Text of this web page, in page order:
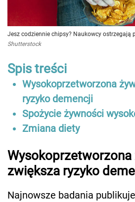
Jesz codziennie chipsy? Naukowcy ostrzegają
Shutterstock
Spis treści
Wysokoprzetworzona
ryzyko demencji
Spożycie żywności
Zmiana diety
zwiększa ryzyko
Najnowsze badania